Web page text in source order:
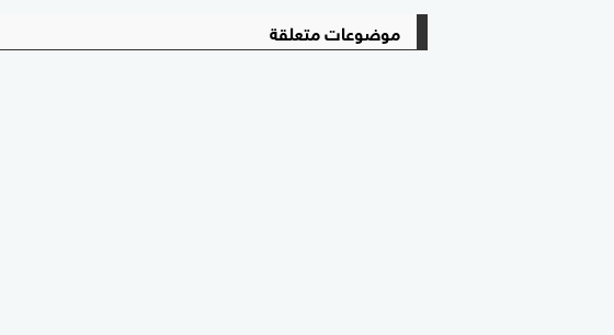
موضوعات متعلقة